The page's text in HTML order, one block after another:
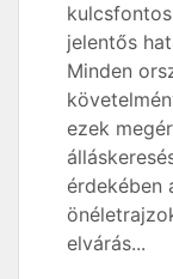
jelentős
Minden
ezek
érdekében
elvárás...